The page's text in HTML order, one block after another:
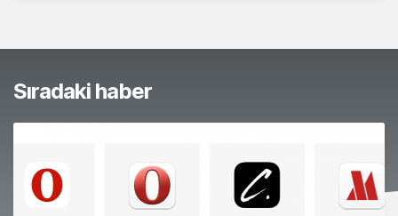
Sıradaki haber